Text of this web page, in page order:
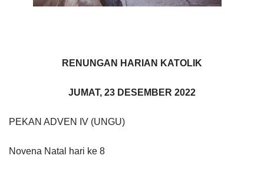
RENUNGAN HARIAN KATOLIK
JUMAT, 23 DESEMBER 2022
PEKAN ADVEN IV (UNGU)
Novena Natal hari ke 8